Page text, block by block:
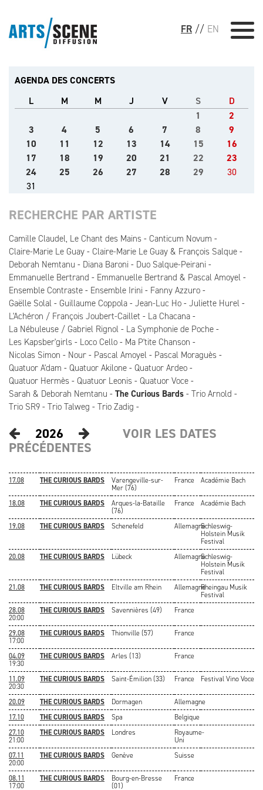
FR // EN
AGENDA DES CONCERTS
L
M M J V S
D
1
2
3
4 5 6 7 8
9
10
11 12 13 14 15
16
17
18 19 20 21 22
23
24
25 26 27 28 29
30
31
RECHERCHE PAR ARTISTE
Camille Claudel, Le Chant des Mains
Canticum Novum
Claire-Marie Le Guay
Claire-Marie Le Guay & François Salque
Deborah Nemtanu
Diana Baroni
Duo Salque-Peirani
Emmanuelle Bertrand
Emmanuelle Bertrand & Pascal Amoyel
Ensemble Contraste
Ensemble Irini
Fanny Azzuro
Gaëlle Solal
Guillaume Coppola Jean-Luc Ho
Juliette Hurel
L'Achéron / François Joubert-Caillet
La Chacana
La Nébuleuse / Gabriel Rignol
La Symphonie de Poche
Les Kapsber'girls
Loco Cello
Ma P'tite Chanson
Nicolas Simon
Nour Pascal Amoyel
Pascal Moraguès
Quatuor A'dam
Quatuor Akilone
Quatuor Ardeo
Quatuor Hermès
Quatuor Leonis
Quatuor Voce
Sarah & Deborah Nemtanu
The Curious Bards
Trio Arnold
Trio SR9
Trio Talweg Trio Zadig
2026
VOIR LES DATES
PRÉCÉDENTES
17.08 THE CURIOUS BARDS
Varengeville-sur-
Mer (76)
France Académie Bach
18.08 THE CURIOUS BARDS
Arques-la-Bataille
(76)
France Académie Bach
19.08 THE CURIOUS BARDS Schenefeld AllemagneSchleswig-
Holstein Musik
Festival
20.08
THE CURIOUS BARDS Lübeck AllemagneSchleswig-
Holstein Musik
Festival
21.08
THE CURIOUS BARDS Eltville am Rhein AllemagneRheingau Musik
Festival
28.08
20:00
THE CURIOUS BARDS Savennières (49) France
29.08
17:00
THE CURIOUS BARDS Thionville (57) France
04.09
19:30
THE CURIOUS BARDS Arles (13) France
11.09
20:30
THE CURIOUS BARDS Saint-Émilion (33) France Festival Vino Voce
20.09 THE CURIOUS BARDS Dormagen
Allemagne
17.10
THE CURIOUS BARDS Spa
Belgique
27.10
21:00
THE CURIOUS BARDS Londres
Royaume-
Uni
07.11
20:00
THE CURIOUS BARDS Genève Suisse
08.11
17:00
THE CURIOUS BARDS
Bourg-en-Bresse
(01)
France